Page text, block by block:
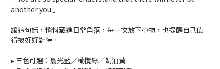
another you.」
讓這句話，悄悄藏進日常角落，每一次放下小物，也提醒自己值
得被好好對待。
▸ 三色可選：晨光藍／橄欖綠／奶油黃